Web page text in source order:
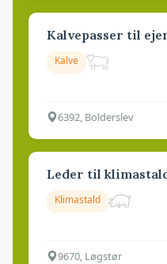
Kalvepasser til
Kalve
6392, Bolderslev
Leder til
Klimastald
9670, Løgstør